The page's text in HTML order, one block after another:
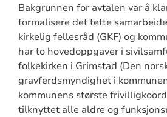
Bakgrunnen for avtalen var å
formalisere det tette
kirkelig fellesråd (GKF) og
har to hovedoppgaver i
folkekirken i Grimstad (Den
gravferdsmyndighet i
kommunens største
tilknyttet alle aldre og